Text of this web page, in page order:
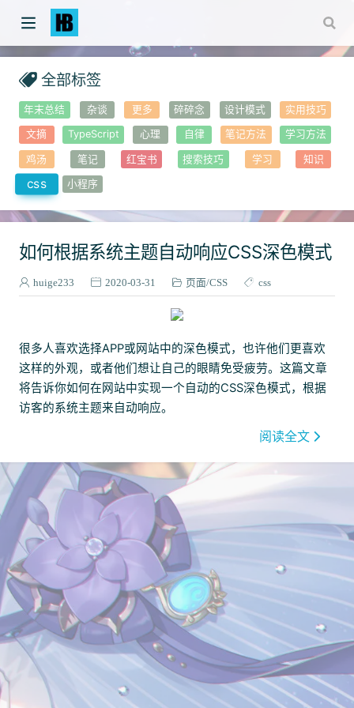
全部标签
年末总结 杂谈 更多 碎碎念 设计模式 实用技巧
文摘 TypeScript 心理 自律 笔记方法 学习方法
鸡汤 笔记 红宝书 搜索技巧 学习 知识
css 小程序
如何根据系统主题自动响应CSS深色模式
huige233 2020-03-31 页面 CSS css
很多人喜欢选择APP或网站中的深色模式，也许他们更喜欢
这样的外观，或者他们想让自己的眼睛免受疲劳。这篇文章
将告诉你如何在网站中实现一个自动的CSS深色模式，根据
访客的系统主题来自动响应。
阅读全文